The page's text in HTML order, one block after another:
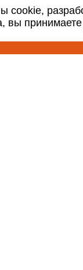
cookie,
вы